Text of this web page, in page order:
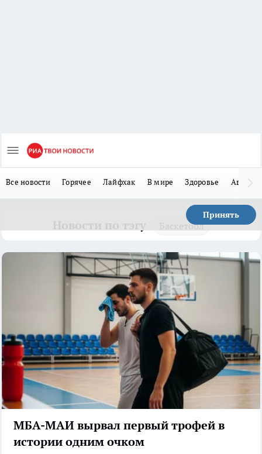
Все новости Горячее Лайфхак В мире Здоровье Авто
Принять
Баскетбол
МБА-МАИ вырвал первый трофей в
истории одним очком